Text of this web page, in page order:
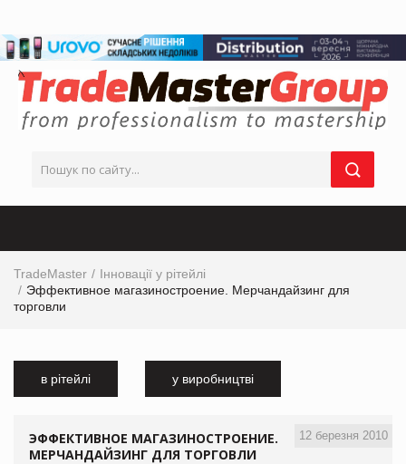
TradeMaster
Інновації у рітейлі
Эффективное магазиностроение. Мерчандайзинг для
торговли
в рітейлі у виробництві
12 березня 2010
ЭФФЕКТИВНОЕ МАГАЗИНОСТРОЕНИЕ.
МЕРЧАНДАЙЗИНГ ДЛЯ ТОРГОВЛИ